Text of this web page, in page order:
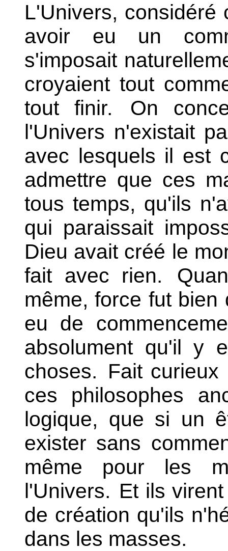
L'Univers, considéré
avoir eu un
s'imposait
croyaient tout
tout finir.
On
l'Univers n'existait
avec lesquels il est
admettre que ces
tous temps, qu'ils
qui paraissait
Dieu avait créé le
fait avec rien.
même, force fut
eu de
absolument qu'il y
choses. Fait
ces philosophes
logique, que si un
exister sans
même pour les
l'Univers. Et ils
de création qu'ils
dans les masses.